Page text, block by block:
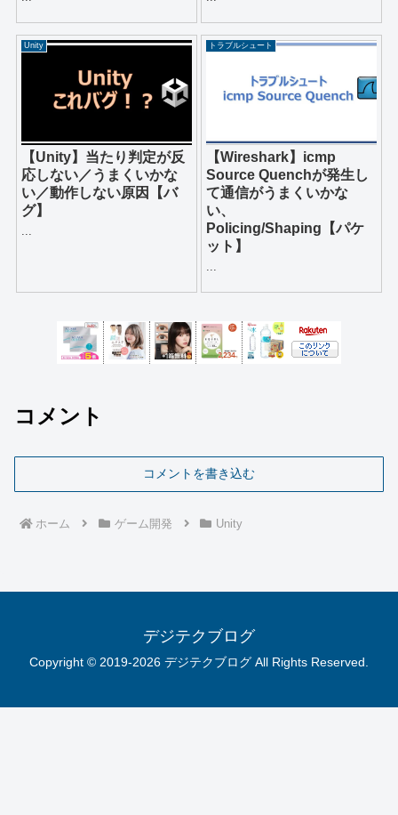
Unity
【Unity】当たり判定が反
応しない／うまくいかな
い／動作しない原因【バ
グ】
...
トラブルシュート
【Wireshark】icmp
Source Quenchが発生し
て通信がうまくいかな
い、
Policing/Shaping【パケ
ット】
...
コメント
コメントを書き込む
ホーム ゲーム開発 Unity
デジテクブログ
Copyright © 2019-2026 デジテクブログ All Rights Reserved.